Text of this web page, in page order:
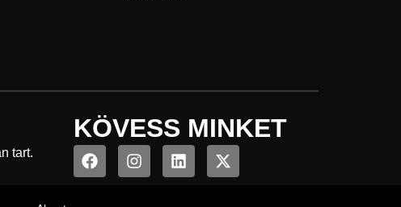
tart.
KÖVESS MINKET